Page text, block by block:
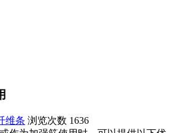
维条 浏览次数 1636